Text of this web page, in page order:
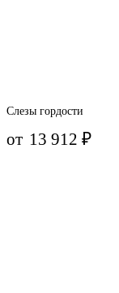
Слезы гордости
от 13 912₽